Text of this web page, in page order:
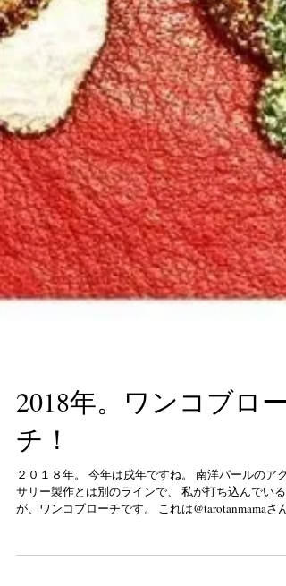
2018年。ワンコブロー
チ！
２０１８年。 今年は戌年ですね。 南洋パールのアク
サリー製作とは別のラインで、 私が打ち込んでいる
いう かわいいキャバリアを飼ってる方に ブローチを